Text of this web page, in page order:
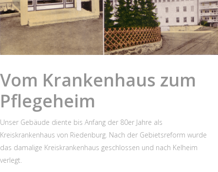
Vom Krankenhaus zum
Pflegeheim
Unser Gebäude diente bis Anfang der 80er Jahre als
Kreiskrankenhaus von Riedenburg. Nach der Gebietsreform wurde
das damalige Kreiskrankenhaus geschlossen und nach Kelheim
verlegt.